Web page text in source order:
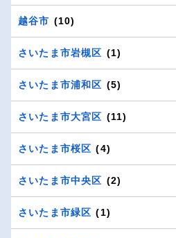
越谷市 (10)
さいたま市岩槻区 (1)
さいたま市浦和区 (5)
さいたま市大宮区 (11)
さいたま市桜区 (4)
さいたま市中央区 (2)
さいたま市緑区 (1)